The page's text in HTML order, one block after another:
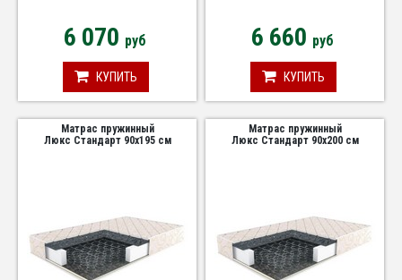
6 070 руб
КУПИТЬ
6 660 руб
КУПИТЬ
Матрас пружинный
Люкс Стандарт 90х195 см
Матрас пружинный
Люкс Стандарт 90х200 см